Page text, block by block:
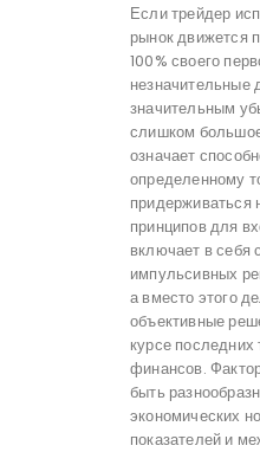
Если трейдер
рынок движется
100% своего
незначительные
значительным
слишком
означает
определенному
придерживаться
принципов для
включает в себя
импульсивных
а вместо этого
объективные
курсе
финансов.
быть
экономических
показателей и